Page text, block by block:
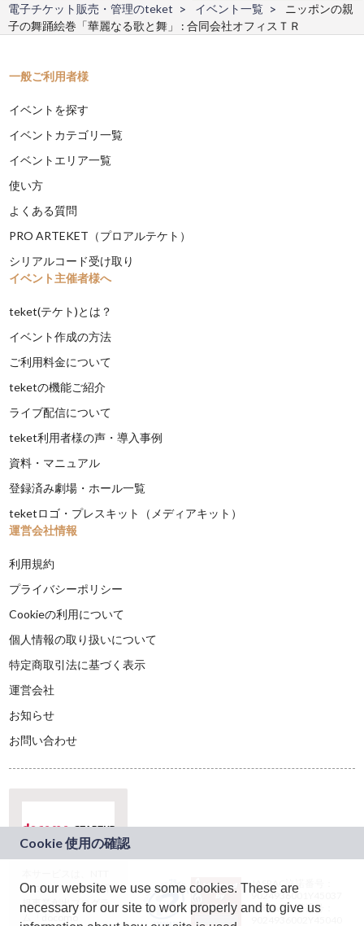
電子チケット販売・管理のteket イベント一覧
ニッポンの親
子の舞踊絵巻「華麗なる歌と舞」 : 合同会社オフィスＴＲ
一般ご利用者様
イベントを探す
イベントカテゴリ一覧
イベントエリア一覧
使い方
よくある質問
PRO ARTEKET（プロアルテケト）
シリアルコード受け取り
イベント主催者様へ
teket(テケト)とは？
イベント作成の方法
ご利用料金について
teketの機能ご紹介
ライブ配信について
teket利用者様の声・導入事例
資料・マニュアル
登録済み劇場・ホール一覧
teketロゴ・プレスキット（メディアキット）
運営会社情報
利用規約
プライバシーポリシー
Cookieの利用について
個人情報の取り扱いについて
特定商取引法に基づく表示
運営会社
お知らせ
お問い合わせ
ドコモグループの新
規事業創出プログラ
ム「docomo
JASRAC許諾番号：
9024936001Y45037
JASRAC許諾番号：
On our website we use some cookies. These are
necessary for our site to work properly and to give us